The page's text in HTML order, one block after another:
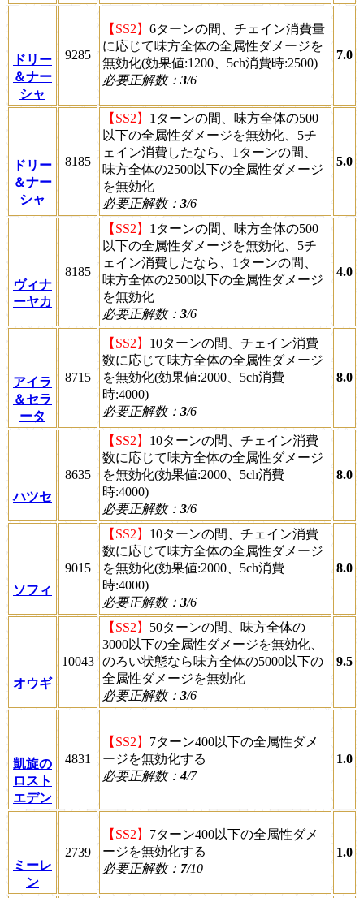
ドリー
＆ナー
シャ
9285
【SS2】 6ターンの間、チェイン消費量
に応じて味方全体の全属性ダメージを
無効化(効果値:1200、5ch消費時:2500)
必要正解数： 3/6
7.0
ドリー
＆ナー
シャ
8185
【SS2】 1ターンの間、味方全体の500
以下の全属性ダメージを無効化、5チ
ェイン消費したなら、1ターンの間、
味方全体の2500以下の全属性ダメージ
を無効化
必要正解数： 3/6
5.0
ヴィナ
ーヤカ
8185
【SS2】 1ターンの間、味方全体の500
以下の全属性ダメージを無効化、5チ
ェイン消費したなら、1ターンの間、
味方全体の2500以下の全属性ダメージ
を無効化
必要正解数： 3/6
4.0
アイラ
＆セラ
ータ
8715
【SS2】 10ターンの間、チェイン消費
数に応じて味方全体の全属性ダメージ
を無効化(効果値:2000、5ch消費
時:4000)
必要正解数： 3/6
8.0
ハツセ
8635
【SS2】 10ターンの間、チェイン消費
数に応じて味方全体の全属性ダメージ
を無効化(効果値:2000、5ch消費
時:4000)
必要正解数： 3/6
8.0
ソフィ
9015
【SS2】 10ターンの間、チェイン消費
数に応じて味方全体の全属性ダメージ
を無効化(効果値:2000、5ch消費
時:4000)
必要正解数： 3/6
8.0
オウギ
10043
【SS2】 50ターンの間、味方全体の
3000以下の全属性ダメージを無効化、
のろい状態なら味方全体の5000以下の
全属性ダメージを無効化
必要正解数： 3/6
9.5
凱旋の
ロスト
エデン
4831
【SS2】 7ターン400以下の全属性ダメ
ージを無効化する
必要正解数：4/7
1.0
ミーレ
ン
2739
【SS2】 7ターン400以下の全属性ダメ
ージを無効化する
必要正解数： 7/10
1.0